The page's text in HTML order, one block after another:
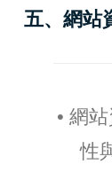
五、網站
• 網
性